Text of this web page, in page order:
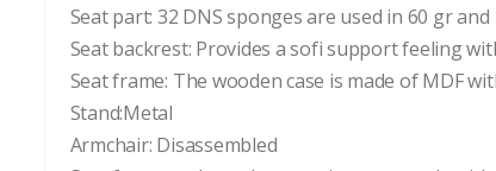
Seat part: 32 DNS sponges are used in 60 gr and
Seat backrest: Provides a sofi support feeling
Seat frame: The wooden case is made of MDF
Stand:Metal
Armchair: Disassembled